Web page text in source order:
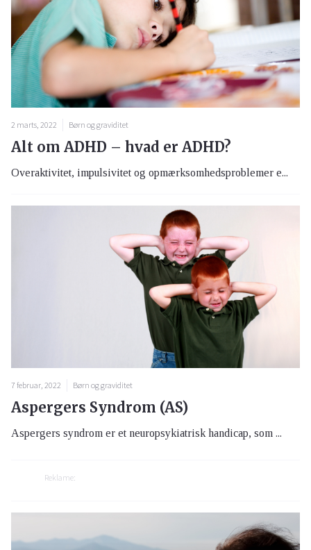
2 marts, 2022 Børn og graviditet
Alt om ADHD – hvad er ADHD?
Overaktivitet, impulsivitet og opmærksomhedsproblemer e...
7 februar, 2022 Børn og graviditet
Aspergers Syndrom (AS)
Aspergers syndrom er et neuropsykiatrisk handicap, som ...
Reklame: